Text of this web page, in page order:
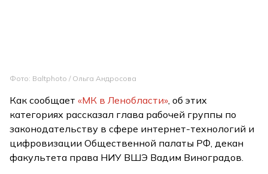
Фото: Baltphоto / Ольга Андросова
Как сообщает«МК в Ленобласти» , об этих
категориях рассказал глава рабочей группы по
законодательству в сфере интернет-технологий и
цифровизации Общественной палаты РФ, декан
факультета права НИУ ВШЭ Вадим Виноградов.